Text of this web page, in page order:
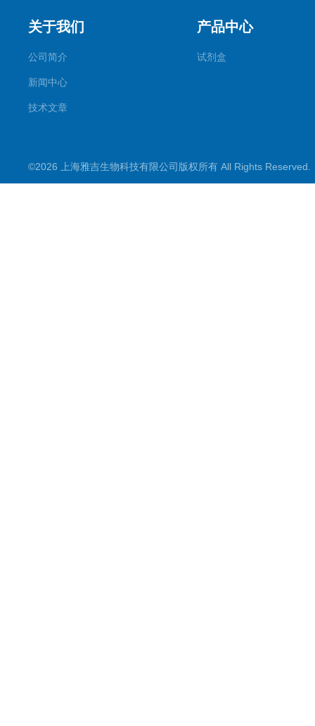
关于我们
公司简介
新闻中心
技术文章
产品中心
试剂盒
©2026 上海雅吉生物科技有限公司版权所有 All Rights